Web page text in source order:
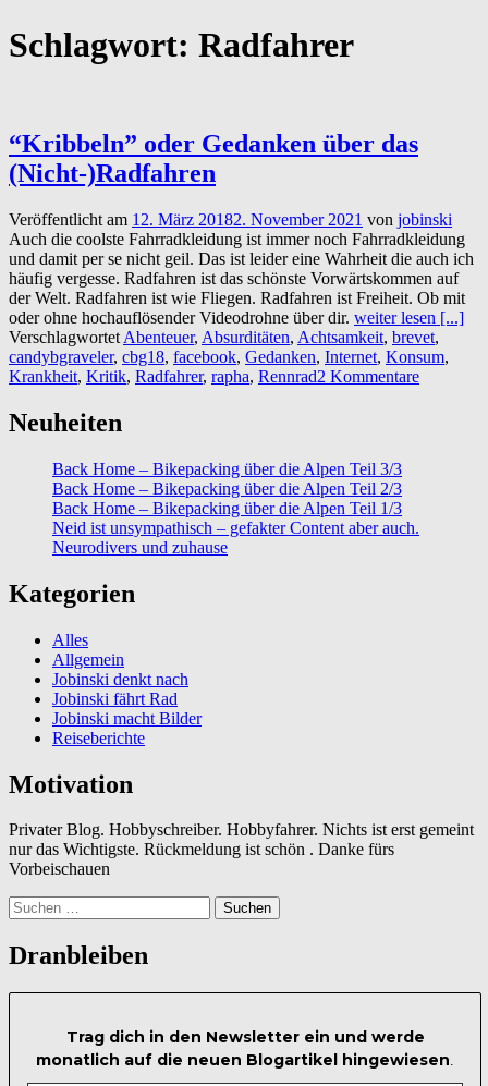
Schlagwort: Radfahrer
“Kribbeln” oder Gedanken über das
(Nicht-)Radfahren
Veröffentlicht am 12. März 20182. November 2021 von jobinski
Auch die coolste Fahrradkleidung ist immer noch Fahrradkleidung
und damit per se nicht geil. Das ist leider eine Wahrheit die auch ich
häufig vergesse. Radfahren ist das schönste Vorwärtskommen auf
der Welt. Radfahren ist wie Fliegen. Radfahren ist Freiheit. Ob mit
oder ohne hochauflösender Videodrohne über dir. weiter lesen [...]
Verschlagwortet Abenteuer, Absurditäten, Achtsamkeit, brevet,
candybgraveler, cbg18, facebook, Gedanken, Internet, Konsum,
Krankheit, Kritik, Radfahrer, rapha, Rennrad2 Kommentare
Neuheiten
Back Home – Bikepacking über die Alpen Teil 3/3
Back Home – Bikepacking über die Alpen Teil 2/3
Back Home – Bikepacking über die Alpen Teil 1/3
Neid ist unsympathisch – gefakter Content aber auch.
Neurodivers und zuhause
Kategorien
Alles
Allgemein
Jobinski denkt nach
Jobinski fährt Rad
Jobinski macht Bilder
Reiseberichte
Motivation
Privater Blog. Hobbyschreiber. Hobbyfahrer. Nichts ist erst gemeint
nur das Wichtigste. Rückmeldung ist schön . Danke fürs
Vorbeischauen
Suchen
nach:
Dranbleiben
Trag dich in den Newsletter ein und werde
monatlich auf die neuen Blogartikel hingewiesen.